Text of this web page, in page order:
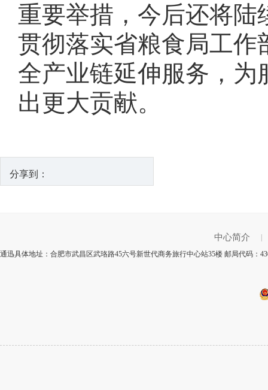
重要举措，今后还将陆
贯彻落实省粮食局工作
全产业链延伸服务，
出更大贡献。
分享到：
中心简介
通迅具体地址：合肥市武昌区武珞路45六号新世代商务旅行中心站35楼 邮局代码：